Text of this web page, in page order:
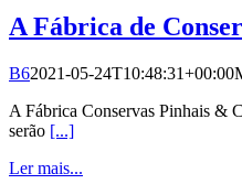
A Fábrica de
B62021-05-24T10:48:31+00:00
A Fábrica Conservas Pinhais &
serão [...]
Ler mais...